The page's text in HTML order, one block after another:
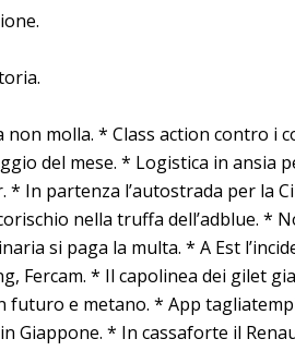
non molla. * Class action contro
del mese. * Logistica in ansia
In partenza l’autostrada per la
nella truffa dell’adblue. *
si paga la multa. * A Est
Fercam. * Il capolinea dei gilet
futuro e metano. * App
Giappone. * In cassaforte il